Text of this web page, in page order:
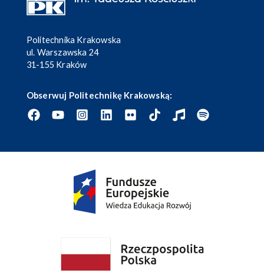
Politechnika Krakowska
ul. Warszawska 24
31-155 Kraków
Obserwuj Politechnikę Krakowską: